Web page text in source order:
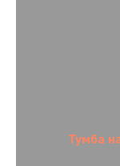
Тумба